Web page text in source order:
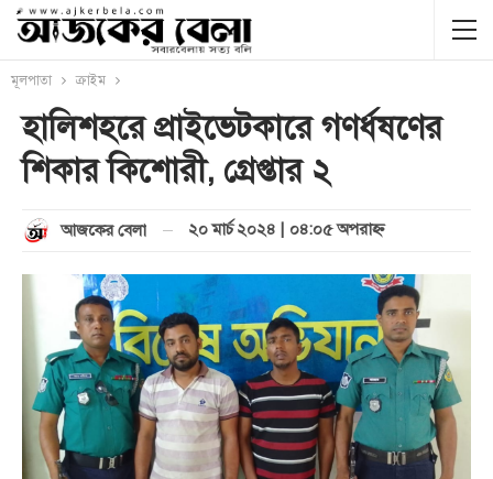
মূলপাতা ক্রাইম
হালিশহরে প্রাইভেটকারে গণর্ধষণের
শিকার কিশোরী, গ্রেপ্তার ২
আজকের বেলা ২০ মার্চ ২০২৪ | ০৪:০৫ অপরাহ্ণ